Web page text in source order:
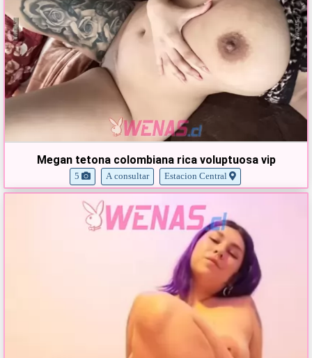
Megan tetona colombiana rica voluptuosa vip
5 A consultar Estacion Central